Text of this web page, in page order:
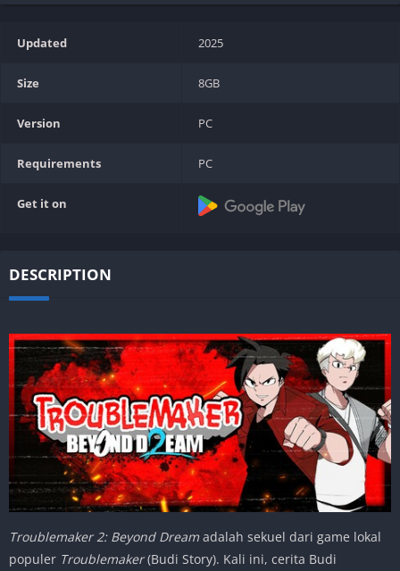
Updated 2025
Size 8GB
Version PC
Requirements PC
Get it on
DESCRIPTION
Troublemaker 2: Beyond Dream adalah sekuel dari game lokal
populer Troublemaker(Budi Story). Kali ini, cerita Budi